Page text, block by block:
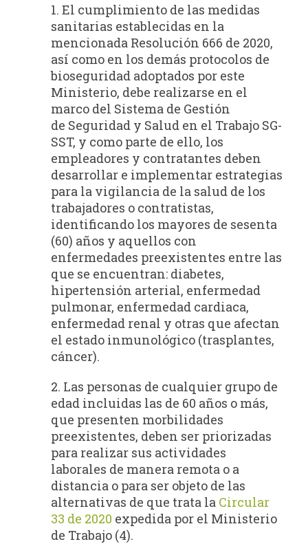
1. El cumplimiento de las medidas
sanitarias establecidas en la
mencionada Resolución 666 de 2020,
así como en los demás protocolos de
bioseguridad adoptados por este
Ministerio, debe realizarse en el
marco del Sistema de Gestión
de Seguridad y Salud en el Trabajo SG-
SST, y como parte de ello, los
empleadores y contratantes deben
desarrollar e implementar estrategias
para la vigilancia de la salud de los
trabajadores o contratistas,
identificando los mayores de sesenta
(60) años y aquellos con
enfermedades preexistentes entre las
que se encuentran: diabetes,
hipertensión arterial, enfermedad
pulmonar, enfermedad cardiaca,
enfermedad renal y otras que afectan
el estado inmunológico (trasplantes,
cáncer).
2. Las personas de cualquier grupo de
edad incluidas las de 60 años o más,
que presenten morbilidades
preexistentes, deben ser priorizadas
para realizar sus actividades
laborales de manera remota o a
distancia o para ser objeto de las
alternativas de que trata la Circular
33 de 2020 expedida por el Ministerio
de Trabajo (4).